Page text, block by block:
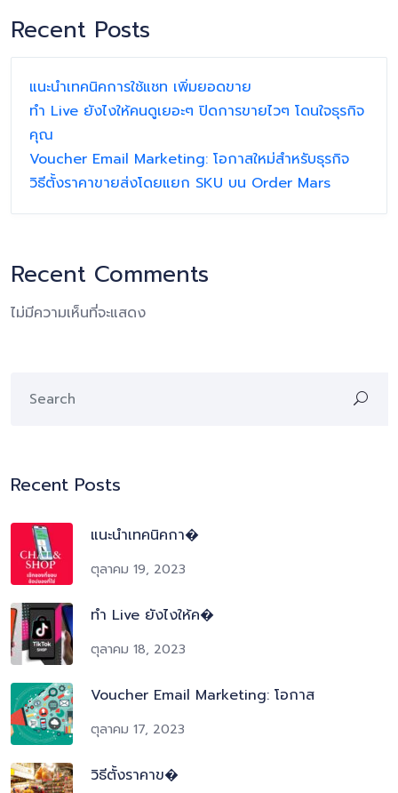
Recent Posts
แนะนำเทคนิคการใช้แชท เพิ่มยอดขาย
ทำ Live ยังไงให้คนดูเยอะๆ ปิดการขายไวๆ โดนใจธุรกิจ
คุณ
Voucher Email Marketing: โอกาสใหม่สำหรับธุรกิจ
วิธีตั้งราคาขายส่งโดยแยก SKU บน Order Mars
Recent Comments
ไม่มีความเห็นที่จะแสดง
Recent Posts
แนะนำเทคนิคกา�
ตุลาคม 19, 2023
ทำ Live ยังไงให้ค�
ตุลาคม 18, 2023
Voucher Email Marketing: โอกาส
ตุลาคม 17, 2023
วิธีตั้งราคาข�